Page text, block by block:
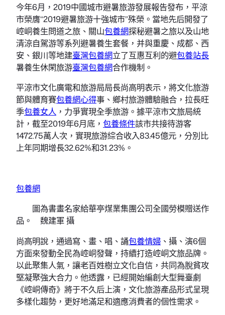
今年6月，2019中國城市避暑旅游發展報告發布，平涼
市榮膺“2019避暑旅游十強城市”殊榮。當地先后開發了
崆峒養生問道之旅、關山包養網探秘避暑之旅以及山地
清涼自駕游等系列避暑養生套餐，并與重慶、成都、西
安、銀川等地建臺灣包養網立了互惠互利的避包養站長
暑養生休閑旅游臺灣包養網合作機制。
平涼市文化廣電和旅游局局長尚高明表示，將文化旅游
節與體育賽包養網心得事、鄉村旅游體驗融合，拉長旺
季包養女人 ，力爭實現全季旅游。據平涼市文旅局統
計，截至2019年6月底， 包養條件該市共接待游客
1472.75萬人次，實現旅游綜合收入83.45億元，分別比
上年同期增長32.62%和31.23%。
包養網
圖為書畫名家給華亭煤業集團公司全國勞模贈送作
品。 魏建軍 攝
尚高明說，通過寫、畫、唱、誦包養情婦 、攝、演6個
方面來發動全民為崆峒發聲，持續打造崆峒文旅品牌。
以此聚集人氣，讓老百姓樹立文化自信，共同為脫貧攻
堅凝聚強大合力。他透露，已經開始編創大型舞臺劇
《崆峒傳奇》將于不久后上演，文化旅游產品形式呈現
多樣化趨勢，更好地滿足和適應消費者的個性需求。